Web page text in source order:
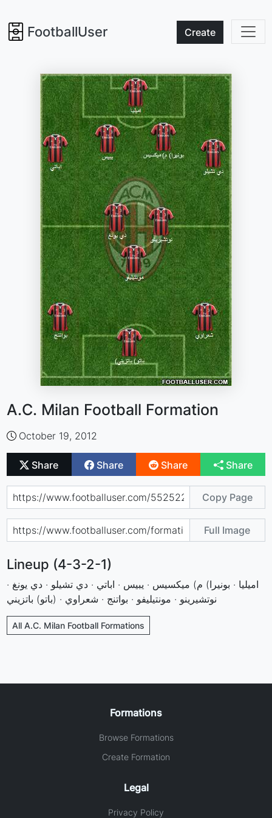
FootballUser Create
A.C. Milan Football Formation
October 19, 2012
Share Share Share Share
Copy Page
Full Image
Lineup (4-3-2-1)
اميليا · بونيرا) م) ميكسيس · يبيس · اباتي · دي تشيلو · دي يونغ ·
نوتشيرينو · مونتيليفو · بواتنج · شعراوي · (باتو) باتزيني
All A.C. Milan Football Formations
Formations
Browse Formations
Create Formation
Legal
Privacy Policy